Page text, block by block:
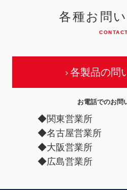
各種お問
CONTACT
各製品の問
お電話でのお問
◆関東営業所
◆名古屋営業所
◆大阪営業所
◆広島営業所